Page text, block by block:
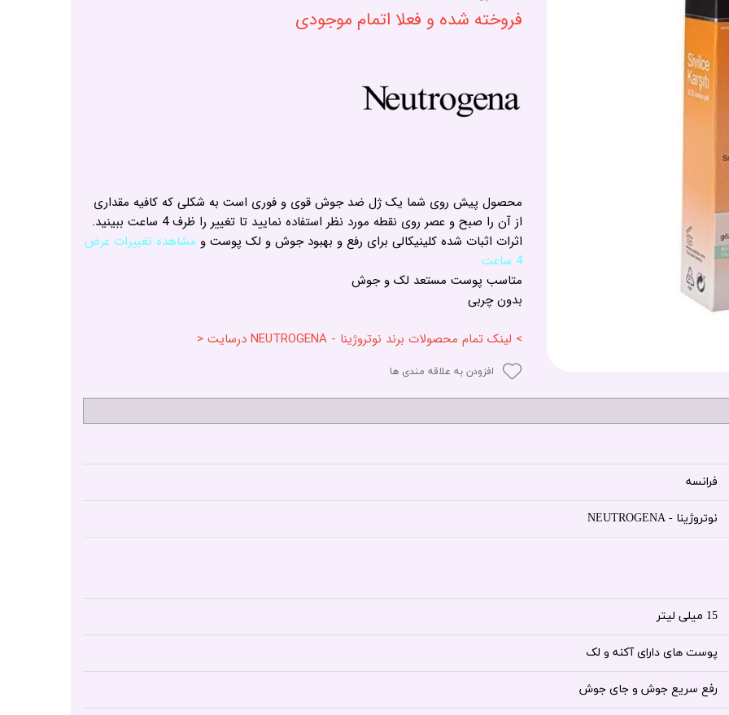
فروخته شده و فعلا اتمام موجودی
محصول پیش روی شما یک ژل ضد جوش قوی و فوری است به شکلی که کافیه مقداری
از آن را صبح و عصر روی نقطه مورد نظر استفاده نمایید تا تغییر را ظرف 4 ساعت ببینید.
اثرات اثبات شده کلینیکالی برای رفع و بهبود جوش و لک پوست و مشاهده تغییرات عرض
4 ساعت
متاسب پوست مستعد لک و جوش
بدون چربی
> لینک تمام محصولات برند نوتروژینا - NEUTROGENA درسایت <
افزودن به علاقه مندی ها
فرانسه
نوتروژینا - NEUTROGENA
15 میلی لیتر
پوست های دارای آکنه و لک
رفع سریع جوش و جای جوش